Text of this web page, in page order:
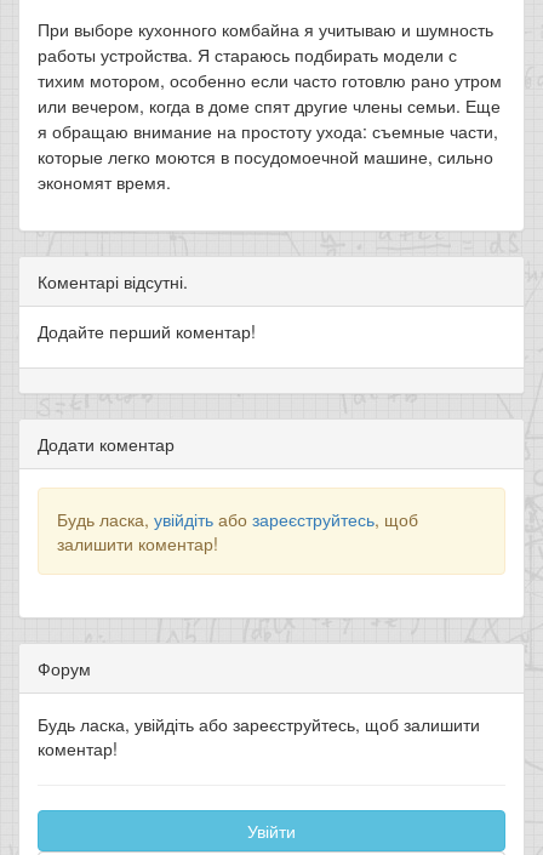
При выборе кухонного комбайна я учитываю и шумность
работы устройства. Я стараюсь подбирать модели с
тихим мотором, особенно если часто готовлю рано утром
или вечером, когда в доме спят другие члены семьи. Еще
я обращаю внимание на простоту ухода: съемные части,
которые легко моются в посудомоечной машине, сильно
экономят время.
Коментарі відсутні.
Додайте перший коментар!
Додати коментар
Будь ласка, увійдіть або зареєструйтесь, щоб
залишити коментар!
Форум
Будь ласка, увійдіть або зареєструйтесь, щоб залишити
коментар!
Увійти